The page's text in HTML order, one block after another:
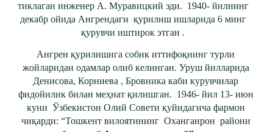
тиклаган инженер А. Муравицкий эди. 1940- йилнинг
декабр ойида Ангрендаги қурилиш ишларида 6 минг
қурувчи иштирок этган .
Ангрен қурилишига собик иттифоқнинг турли
жойларидан одамлар олиб келинган. Уруш йилларида
Денисова, Корниева , Бровника каби курувчилар
фидойилик билан меҳнат қилишган. 1946- йил 13- июн
куни Ўзбекистон Олий Совети қуйидагича фармон
чиқарди: “Тошкент вилоятининг Оханганрон райони